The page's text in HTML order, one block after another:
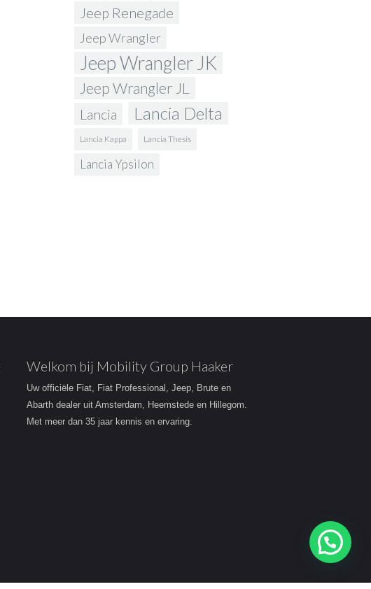
Jeep Renegade
Jeep Wrangler
Jeep Wrangler JK
Jeep Wrangler JL
Lancia Lancia Delta
Lancia Kappa Lancia Thesis
Lancia Ypsilon
Welkom bij Mobility Group Haaker
Uw officiële Fiat, Fiat Professional, Jeep, Brute en
Abarth dealer uit Amsterdam, Heemstede en Hillegom.
Met meer dan 35 jaar kennis en ervaring.